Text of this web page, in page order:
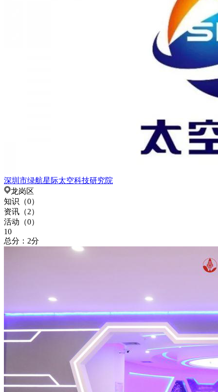
深圳市绿航星际太空科技研究院
龙岗区
知识（0）
资讯（2）
活动（0）
10
总分：2分